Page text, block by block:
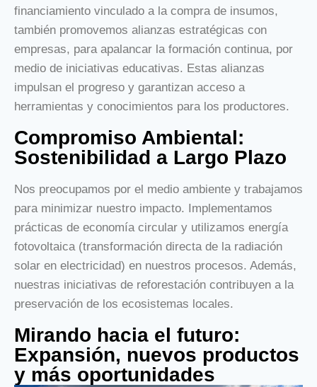
financiamiento vinculado a la compra de insumos,
también promovemos alianzas estratégicas con
empresas, para apalancar la formación continua, por
medio de iniciativas educativas. Estas alianzas
impulsan el progreso y garantizan acceso a
herramientas y conocimientos para los productores.
Compromiso Ambiental:
Sostenibilidad a Largo Plazo
Nos preocupamos por el medio ambiente y trabajamos
para minimizar nuestro impacto. Implementamos
prácticas de economía circular y utilizamos energía
fotovoltaica (transformación directa de la radiación
solar en electricidad) en nuestros procesos. Además,
nuestras iniciativas de reforestación contribuyen a la
preservación de los ecosistemas locales.
Mirando hacia el futuro:
Expansión, nuevos productos
y más oportunidades